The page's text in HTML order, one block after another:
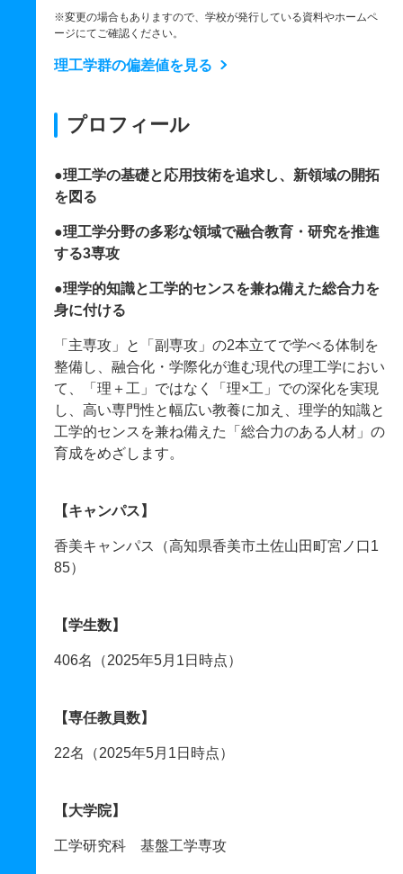
※変更の場合もありますので、学校が発行している資料やホームペ
ージにてご確認ください。
理工学群の偏差値を見る
プロフィール
●理工学の基礎と応用技術を追求し、新領域の開拓
を図る
●理工学分野の多彩な領域で融合教育・研究を推進
する3専攻
●理学的知識と工学的センスを兼ね備えた総合力を
身に付ける
「主専攻」と「副専攻」の2本立てで学べる体制を
整備し、融合化・学際化が進む現代の理工学におい
て、「理＋工」ではなく「理×工」での深化を実現
し、高い専門性と幅広い教養に加え、理学的知識と
工学的センスを兼ね備えた「総合力のある人材」の
育成をめざします。
【キャンパス】
香美キャンパス（高知県香美市土佐山田町宮ノ口1
85）
【学生数】
406名（2025年5月1日時点）
【専任教員数】
22名（2025年5月1日時点）
【大学院】
工学研究科 基盤工学専攻